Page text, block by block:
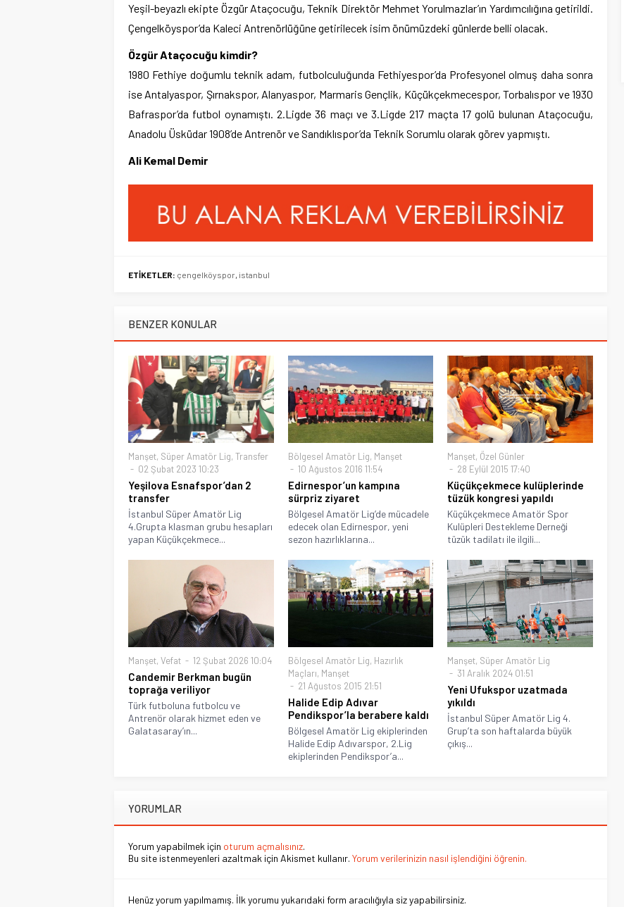
Yeşil-beyazlı ekipte Özgür Ataçocuğu, Teknik Direktör Mehmet Yorulmazlar’ın Yardımcılığına getirildi.
Çengelköyspor’da Kaleci Antrenörlüğüne getirilecek isim önümüzdeki günlerde belli olacak.
Özgür Ataçocuğu kimdir?
1980 Fethiye doğumlu teknik adam, futbolculuğunda Fethiyespor’da Profesyonel olmuş daha sonra
ise Antalyaspor, Şırnakspor, Alanyaspor, Marmaris Gençlik, Küçükçekmecespor, Torbalıspor ve 1930
Bafraspor’da futbol oynamıştı. 2.Ligde 36 maçı ve 3.Ligde 217 maçta 17 golü bulunan Ataçocuğu,
Anadolu Üsküdar 1908’de Antrenör ve Sandıklıspor’da Teknik Sorumlu olarak görev yapmıştı.
Ali Kemal Demir
ETİKETLER: çengelköyspor, istanbul
BENZER KONULAR
Manşet, Süper Amatör Lig, Transfer
02 Şubat 2023 10:23
Yeşilova Esnafspor’dan 2
transfer
İstanbul Süper Amatör Lig
4.Grupta klasman grubu hesapları
yapan Küçükçekmece...
Bölgesel Amatör Lig, Manşet
10 Ağustos 2016 11:54
Edirnespor’un kampına
sürpriz ziyaret
Bölgesel Amatör Lig’de mücadele
edecek olan Edirnespor, yeni
sezon hazırlıklarına...
Manşet, Özel Günler
28 Eylül 2015 17:40
Küçükçekmece kulüplerinde
tüzük kongresi yapıldı
Küçükçekmece Amatör Spor
Kulüpleri Destekleme Derneği
tüzük tadilatı ile ilgili...
Manşet, Vefat 12 Şubat 2026 10:04
Candemir Berkman bugün
toprağa veriliyor
Türk futboluna futbolcu ve
Antrenör olarak hizmet eden ve
Galatasaray’ın...
Bölgesel Amatör Lig, Hazırlık
Maçları, Manşet
21 Ağustos 2015 21:51
Halide Edip Adıvar
Pendikspor’la berabere kaldı
Bölgesel Amatör Lig ekiplerinden
Halide Edip Adıvarspor, 2.Lig
ekiplerinden Pendikspor’a...
Manşet, Süper Amatör Lig
31 Aralık 2024 01:51
Yeni Ufukspor uzatmada
yıkıldı
İstanbul Süper Amatör Lig 4.
Grup’ta son haftalarda büyük
çıkış...
YORUMLAR
Yorum yapabilmek için oturum açmalısınız.
Bu site istenmeyenleri azaltmak için Akismet kullanır. Yorum verilerinizin nasıl işlendiğini öğrenin.
Henüz yorum yapılmamış. İlk yorumu yukarıdaki form aracılığıyla siz yapabilirsiniz.